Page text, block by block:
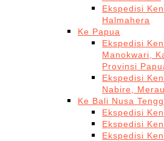
Ekspedisi
Halmahera
Ke Papua
Ekspedisi
Manokwari,
Provinsi
Ekspedisi
Nabire,
Ke Bali Nusa
Ekspedisi
Ekspedisi
Ekspedisi